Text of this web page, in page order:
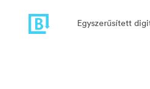
Egyszerűsített